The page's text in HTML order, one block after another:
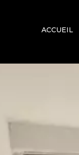
ACCUEIL